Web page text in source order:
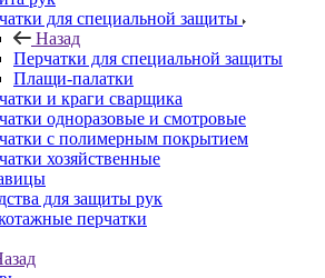
для специальной защиты
Назад
Перчатки для специальной защиты
Плащи-палатки
и краги сварщика
одноразовые и смотровые
с полимерным покрытием
хозяйственные
для защиты рук
перчатки